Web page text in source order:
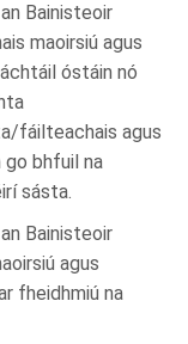
Bainisteoir
maoirsiú agus
óstáin nó
fáilteachais agus
bhfuil na
sásta.
Bainisteoir
agus
fheidhmiú na